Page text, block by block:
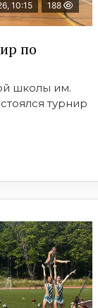
10:15 188
по
школы им.
турнир